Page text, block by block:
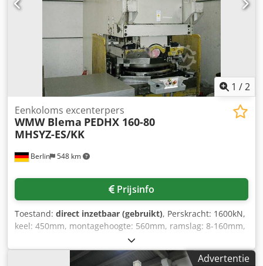
1 /2
Berlin 548 km
Eenkoloms excenterpers
WMW Blema PEDHX 160-80
MHSYZ-ES/KK
Prijsinfo
Toestand: direct inzetbaar (gebruikt), Perskracht: 1600kN,
keel: 450mm, montagehoogte: 560mm, ramslag: 8-160mm,
besturing: SCHMERSAL SEPG 05.3.2.0.22/ 95, gewicht: 16,2t,
inclusief documentatie. Dodpfx Ajhz Ua Sea Deck
Advertentie